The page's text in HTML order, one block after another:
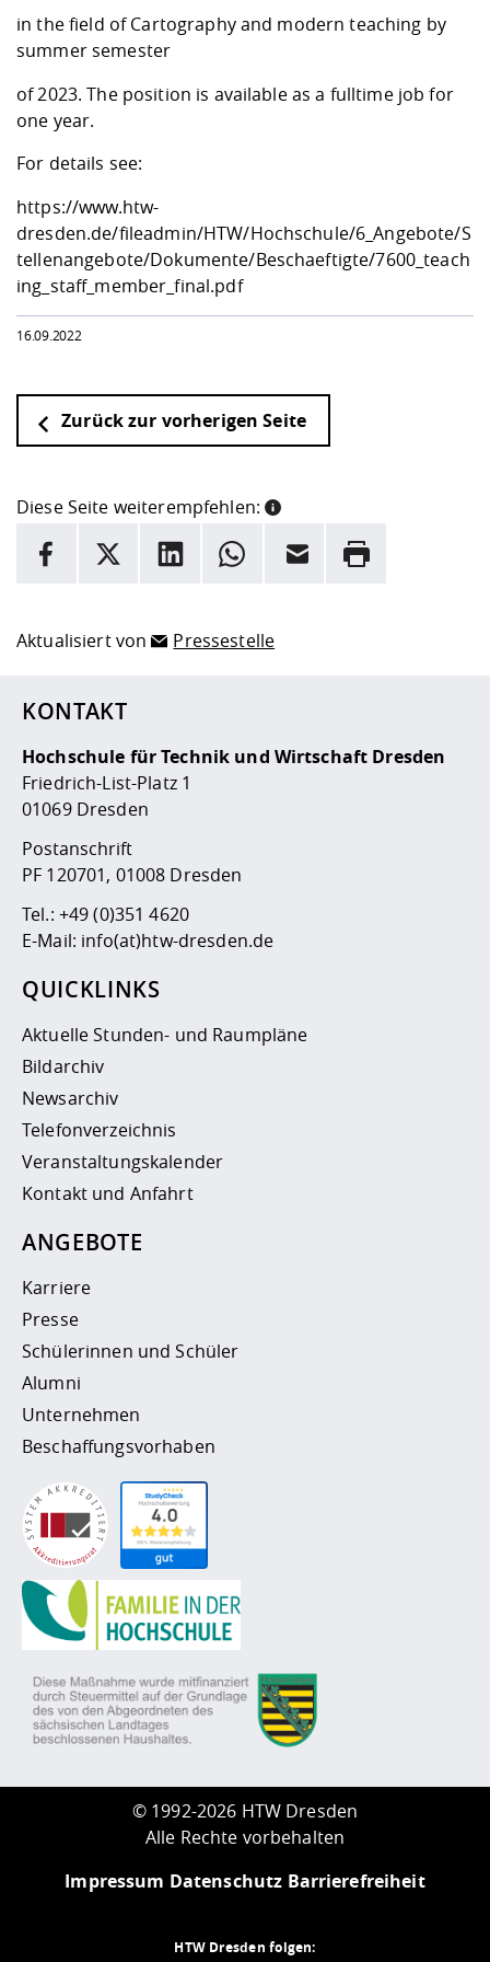
Digitales Lernen
Angebote der
Arbeit
Career Service
Weiterbilden im
Internationale
Förderverein
Informatik/
Landbau/
Angebote für Unternehmen
Kontakt und Anfahrt
Qualitätssicherung
in the field of Cartography and modern teaching by
summer semester
of 2023. The position is available as a fulltime job for
one year.
For details see:
https://www.htw-
dresden.de/fileadmin/HTW/Hochschule/6_Angebote/S
tellenangebote/Dokumente/Beschaeftigte/7600_teach
ing_staff_member_final.pdf
16.09.2022
Zurück zur vorherigen Seite
Diese Seite weiterempfehlen:
INFORMATION
Hier stehen weitere Informationen und ein Link zur
Facebook
X LinkedInWhatsappE-Mail Drucken
Aktualisiert von Pressestelle
KONTAKT
Hochschule für Technik und Wirtschaft Dresden
Friedrich-List-Platz 1
01069 Dresden
Postanschrift
PF 120701, 01008 Dresden
Tel.: +49 (0)351 4620
E-Mail: info(at)htw-dresden.de
QUICKLINKS
Aktuelle Stunden- und Raumpläne
Bildarchiv
Newsarchiv
Telefonverzeichnis
Veranstaltungskalender
Kontakt und Anfahrt
ANGEBOTE
Karriere
Presse
Schülerinnen und Schüler
Alumni
Unternehmen
Beschaffungsvorhaben
© 1992-2026 HTW Dresden
Alle Rechte vorbehalten
Impressum Datenschutz Barrierefreiheit
HTW Dresden folgen: